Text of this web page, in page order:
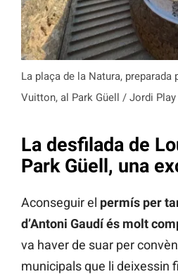
La plaça de la Natura, preparada
Vuitton, al Park Güell / Jordi Play
La desfilada de
Park Güell, una
Aconseguir el permís per
d’Antoni Gaudí és molt
va haver de suar per
municipals que li deixessin